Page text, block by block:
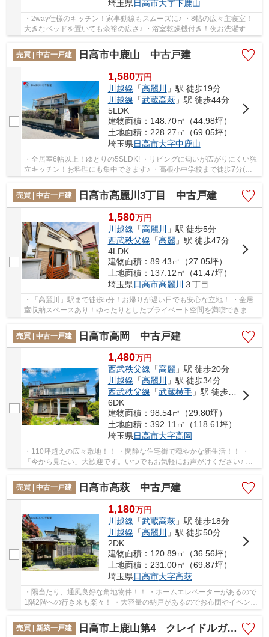
埼玉県 日高市大字下鹿山
・2way仕様のキッチン！家事動線もスムーズに♪ ・8帖の広々主寝室！
大きなベッドを置いても余裕の広さ♪ ・浴室乾燥機付き！夜お洗濯する
売買 | 中古一戸建
日高市中鹿山 中古戸建
1,580万円
川越線 「高麗川
」駅 徒歩19分
川越線 「武蔵高萩」駅 徒歩44分
5LDK
建物面積：148.70㎡（44.98坪）
土地面積：228.27㎡（69.05坪）
埼玉県日高市大字中鹿山
・全居室6帖以上！ゆとりの5SLDK! ・リビングに匂いが広がりにくい独
立キッチン！お料理にも集中できます♪ ・高根小中学校まで徒歩7分(約
560m )！お子様の通学も安心な立地！ 経験豊...
売買 | 中古一戸建
日高市高麗川3丁目 中古戸建
1,580万円
川越線 「高麗川
」駅 徒歩5分
西武秩父線 「高麗 」駅 徒歩47分
4LDK
建物面積：89.43㎡（27.05坪）
土地面積：137.12㎡（41.47坪）
埼玉県日高市高麗川 ３丁目
・「高麗川」駅まで徒歩5分！お帰りが遅い日でも安心な立地！ ・全居
室収納スペースあり！ゆったりとしたプライベート空間を満喫できま
す！ ・前面道路6m！お車の出入りも安心です！ ...
売買 | 中古一戸建
日高市高岡 中古戸建
1,480万円
西武秩父線 「高麗」駅 徒歩20分
川越線 「高麗川
」駅 徒歩34分
西武秩父線 「武蔵横手」駅 徒歩49分
6DK
建物面積：98.54㎡（29.80坪）
土地面積：392.11㎡（118.61坪）
埼玉県日高市大字高岡
・110坪超えの広々敷地！！ ・閑静な住宅街で穏やかな新生活！！ ・
「今から見たい」大歓迎です。いつでもお気軽にお声がけください♪ 駅
売買 | 中古一戸建
日高市高萩 中古戸建
1,180万円
川越線 「武蔵高萩」駅 徒歩18分
川越線 「高麗川
」駅 徒歩50分
2DK
建物面積：120.89㎡（36.56坪）
土地面積：231.00㎡（69.87坪）
埼玉県日高市大字高萩
・陽当たり、通風良好な角地物件！！ ・ホームエレベーターがあるので
1階2階への行き来も楽々！ ・大容量の納戸があるのでお布団やイベント
売買 | 新築一戸建
日高市上鹿山第4 クレイドルガーデン 新築戸建 全3棟 3号棟